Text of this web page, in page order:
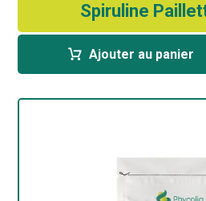
Spiruline
Ajouter au panier